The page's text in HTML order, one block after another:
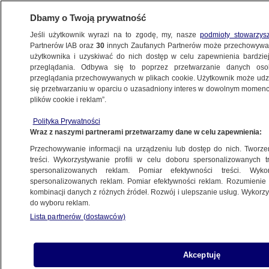
BIZNES
Z KRAJU
4.07.2025, 06:30
Udostępnij
Dbamy o Twoją prywatność
Jeśli użytkownik wyrazi na to zgodę, my, naszepodmioty
Partnerów IAB oraz30 innych Zaufanych Partnerów może
użytkownika i uzyskiwać do nich dostęp w celu zapewnienia
przeglądania. Odbywa się to poprzez przetwarzanie danych
przeglądania przechowywanych w plikach cookie. Użytkownik może
się przetwarzaniu w oparciu o uzasadniony interes w dowolnym
plików cookie i reklam”.
Polityka Prywatności
Wraz z naszymi partnerami przetwarzamy dane w celu zapewnienia:
Przechowywanie informacji na urządzeniu lub dostęp do nich.
treści. Wykorzystywanie profili w celu doboru spersonalizowanych
spersonalizowanych reklam. Pomiar efektywności treści.
spersonalizowanych reklam. Pomiar efektywności reklam.
kombinacji danych z różnych źródeł. Rozwój i ulepszanie usług.
do wyboru reklam.
Lista partnerów (dostawców)
Akceptuję